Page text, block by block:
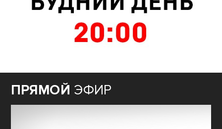
ПРЯМОЙ ЭФИР